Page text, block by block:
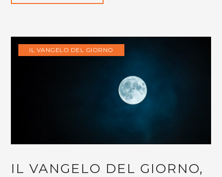
IL VANGELO DEL GIORNO
IL VANGELO DEL GIORNO,